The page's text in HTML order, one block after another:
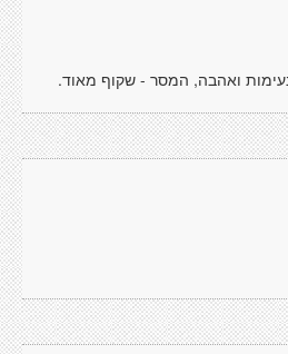
ואהבה, המסר - שקוף מאוד.